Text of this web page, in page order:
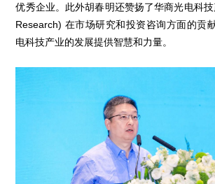
优秀企业。此外胡春明还赞扬了华商光电科
Research) 在市场研究和投资咨询方面的贡
电科技产业的发展提供智慧和力量。